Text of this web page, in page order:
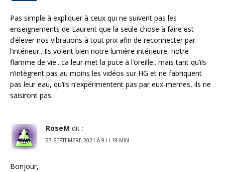
Pas simple à expliquer à ceux qui ne suivent pas les
enseignements de Laurent que la seule chose à faire est
d’élever nos vibrations à tout prix afin de reconnecter par
l’intérieur.. Ils voient bien notre lumière intérieure, notre
flamme de vie.. ca leur met la puce à l’oreille.. mais tant qu’ils
n’intègrent pas au moins les vidéos sur HG et ne fabriquent
pas leur eau, qu’ils n’expérimentent pas par eux-memes, ils ne
saisiront pas.
RoseM dit :
27 SEPTEMBRE 2021 À 9 H 19 MIN
Bonjour,